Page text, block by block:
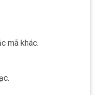
mã khác.